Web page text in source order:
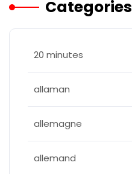
Categories
20 minutes
allaman
allemagne
allemand